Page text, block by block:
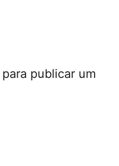
para publicar um